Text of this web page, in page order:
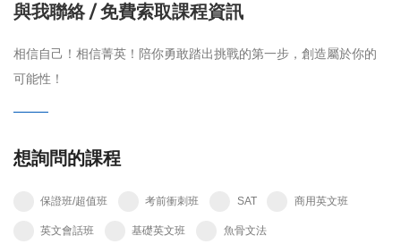
與我聯絡 / 免費索取課程資訊
相信自己！相信菁英！陪你勇敢踏出挑戰的第一步，創造屬於你的
可能性！
想詢問的課程
保證班/超值班 考前衝刺班 SAT 商用英文班
英文會話班 基礎英文班 魚骨文法